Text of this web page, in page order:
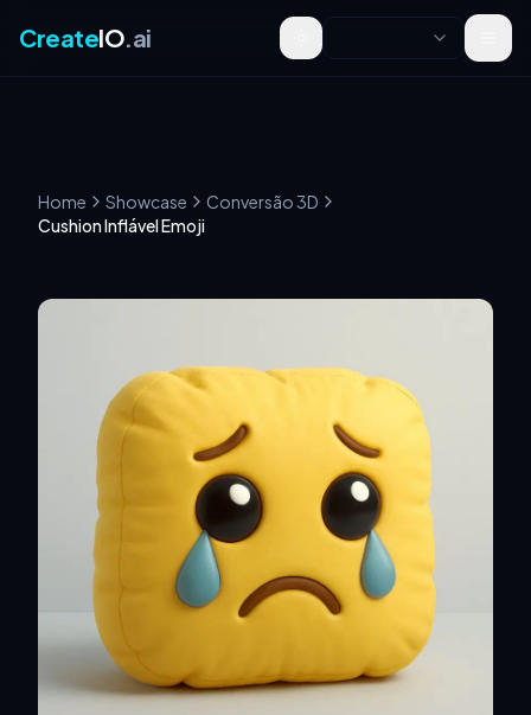
CreateIO.ai Toggle theme
Home Showcase
Conversão 3D
Cushion Inflável Emoji